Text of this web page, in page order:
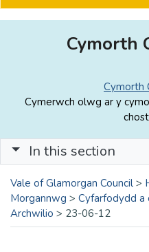
Cymorth
Cymorth
Cymerwch olwg ar y
In this section
Vale of Glamorgan Council >
Morgannwg > Cyfarfodydd a
Archwilio > 23-06-12